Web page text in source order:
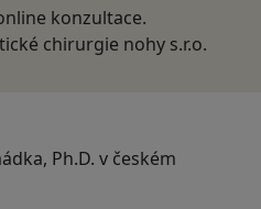
konzultace.
chirurgie nohy s.r.o.
Ph.D. v českém